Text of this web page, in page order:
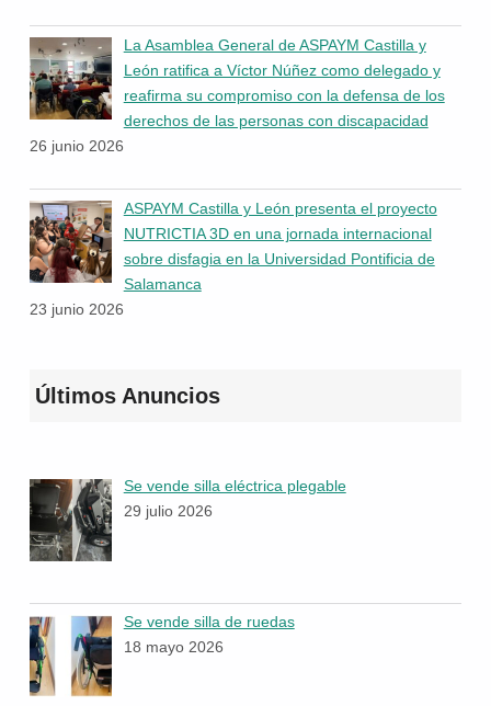
La Asamblea General de ASPAYM Castilla y
León ratifica a Víctor Núñez como delegado y
reafirma su compromiso con la defensa de los
derechos de las personas con discapacidad
26 junio 2026
ASPAYM Castilla y León presenta el proyecto
NUTRICTIA 3D en una jornada internacional
sobre disfagia en la Universidad Pontificia de
Salamanca
23 junio 2026
Últimos Anuncios
Se vende silla eléctrica plegable
29 julio 2026
Se vende silla de ruedas
18 mayo 2026